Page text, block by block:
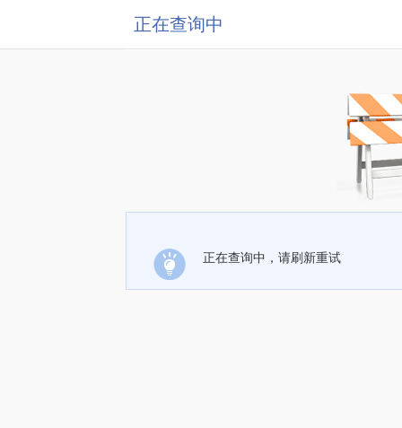
正在查询中
正在查询中，请刷新重试